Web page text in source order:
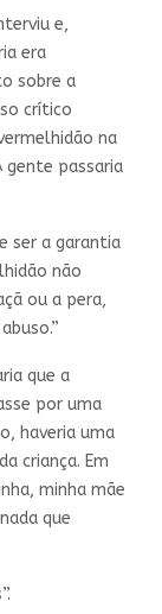
e,
era
sobre a
crítico
na
gente passaria
ser a garantia
não
ou a pera,
que a
por uma
haveria uma
criança. Em
minha mãe
que